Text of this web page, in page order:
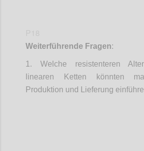
Weiterführende Fragen:
1. Welche resistenteren
linearen Ketten könnten
Produktion und Lieferung